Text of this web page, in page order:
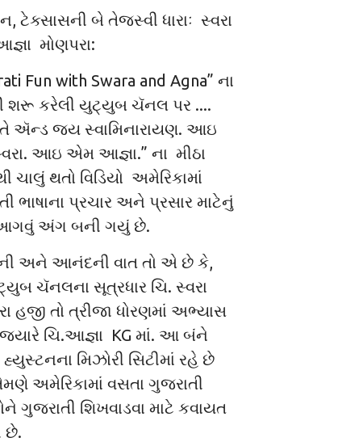
ટેક્સાસની બે તેજસ્વી ધારાઃ સ્વરા
મોણપરા:
Fun with Swara and Agna” ના
શરૂ કરેલી યુટ્યુબ ચૅનલ પર ....
ઍન્ડ જય સ્વામિનારાયણ. આઇ
આઇ એમ આજ્ઞા.” ના મીઠા
ચાલું થતો વિડિયો અમેરિકામાં
ભાષાના પ્રચાર અને પ્રસાર માટેનું
અંગ બની ગયું છે.
અને આનંદની વાત તો એ છે કે,
ચૅનલના સૂત્રધાર ચિ. સ્વરા
હજી તો ત્રીજા ધોરણમાં અભ્યાસ
ચિ.આજ્ઞા KG માં. આ બંને
મિઝોરી સિટીમાં રહે છે
અમેરિકામાં વસતા ગુજરાતી
ગુજરાતી શિખવાડવા માટે કવાયત
છે.